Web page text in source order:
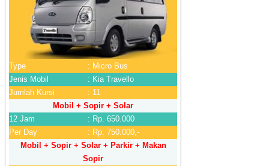
Type
: Micro Bus
Jenis Mobil
: Kia Travello
Jumlah Kursi
: 11
Mobil + Sopir + Solar
12 Jam
: Rp. 650.000
Per Day
: Rp. 750.000,-
Mobil + Sopir + Solar + Parkir + Makan
Sopir